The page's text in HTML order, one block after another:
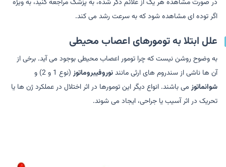
در صورت مشاهده هر یک از علائم ذکر شده، به پزشک مراجعه کنید، به ویژه
اگر توده ای مشاهده شود که به سرعت رشد می کند.
علل ابتلا به تومورهای اعصاب محیطی
به وضوح روشن نیست که چرا تومور اعصاب محیطی بوجود می آید. برخی از
آن ها ناشی از سندروم های ارثی مانندنوروفیبروماتوز(نوع 1 و 2) و
شوانماتوزمی باشند. انواع دیگر این تومورها در اثر اختلال در عملکرد ژن ها یا
تحریک در اثر آسیب یا جراحی، ایجاد می شوند.